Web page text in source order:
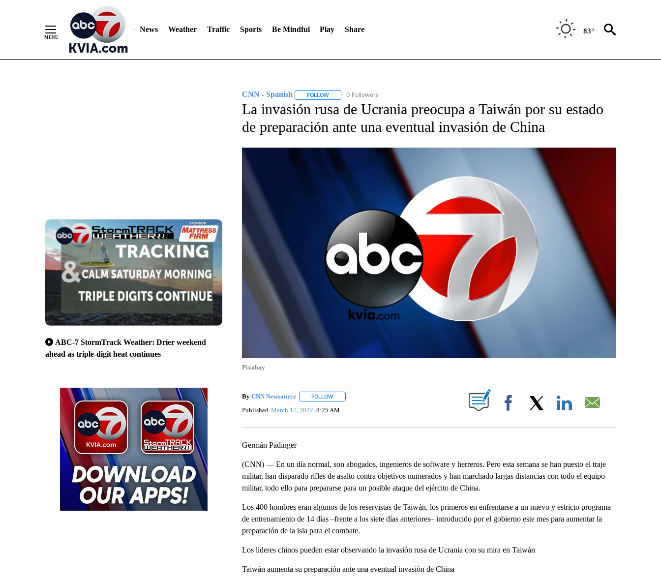
News Weather Traffic Sports Be Mindful Play Share 83°
ABC-7 StormTrack Weather: Drier weekend
ahead as triple-digit heat continues
CNN - Spanish FOLLOWFOLLOW "CNN - SPANISH" TO RECEIVE NOTIFICATIONS ABOUT NEW PAGES ON "CNN - SPANISH".
0 Followers
La invasión rusa de Ucrania preocupa a Taiwán por su estado
de preparación ante una eventual invasión de China
Pixabay
By CNN Newsource FOLLOWFOLLOW "" TO RECEIVE NOTIFICATIONS ABOUT NEW PAGES ON "".
Published March 17, 2022 8:25 AM Facebook
Germán Padinger
(CNN) — En un día normal, son abogados, ingenieros de software y herreros. Pero esta semana se han puesto el traje
militar, han disparado rifles de asalto contra objetivos numerados y han marchado largas distancias con todo el equipo
militar, todo ello para prepararse para un posible ataque del ejército de China.
Los 400 hombres eran algunos de los reservistas de Taiwán, los primeros en enfrentarse a un nuevo y estricto programa
de entrenamiento de 14 días –frente a los siete días anteriores– introducido por el gobierno este mes para aumentar la
preparación de la isla para el combate.
Los líderes chinos pueden estar observando la invasión rusa de Ucrania con su mira en Taiwán
Taiwán aumenta su preparación ante una eventual invasión de China